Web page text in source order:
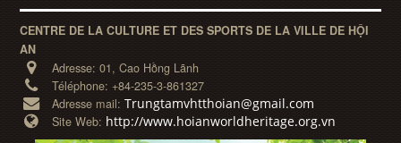
CENTRE DE LA CULTURE ET DES SPORTS DE LA VILLE DE HỘI
AN
Adresse:01, Cao Hồng Lãnh
Téléphone:+84-235-3-861327
Adresse mail:Trungtamvhtthoian@gmail.com
Site Web: http://www.hoianworldheritage.org.vn